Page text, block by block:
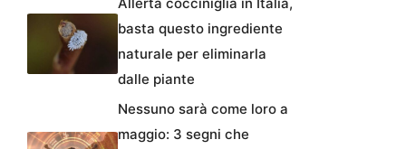
basta questo ingrediente
naturale per eliminarla
dalle piante
Nessuno sarà come loro a
maggio: 3 segni che